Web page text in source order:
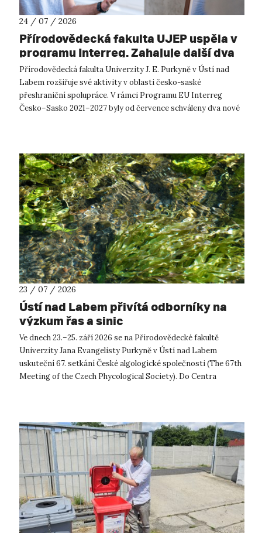
24 / 07 / 2026
Přírodovědecká fakulta UJEP uspěla v
programu Interreg. Zahajuje další dva
přeshraniční projekty se saskými
partnery
Přírodovědecká fakulta Univerzity J. E. Purkyně v Ústí nad
Labem rozšiřuje své aktivity v oblasti česko-saské
přeshraniční spolupráce. V rámci Programu EU Interreg
Česko–Sasko 2021–2027 byly od července schváleny dva nové
23 / 07 / 2026
Ústí nad Labem přivítá odborníky na
výzkum řas a sinic
Ve dnech 23.–25. září 2026 se na Přírodovědecké fakultě
Univerzity Jana Evangelisty Purkyně v Ústí nad Labem
uskuteční 67. setkání České algologické společnosti (The 67th
Meeting of the Czech Phycological Society). Do Centra